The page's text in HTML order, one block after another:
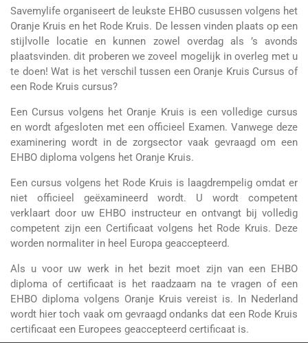
Savemylife organiseert de leukste EHBO cusussen volgens het
Oranje Kruis en het Rode Kruis. De lessen vinden plaats op een
stijlvolle locatie en kunnen zowel overdag als ’s avonds
plaatsvinden. dit proberen we zoveel mogelijk in overleg met u
te doen! Wat is het verschil tussen een Oranje Kruis Cursus of
een Rode Kruis cursus?
Een Cursus volgens het Oranje Kruis is een volledige cursus
en wordt afgesloten met een officieel Examen. Vanwege deze
examinering wordt in de zorgsector vaak gevraagd om een
EHBO diploma volgens het Oranje Kruis.
Een cursus volgens het Rode Kruis is laagdrempelig omdat er
niet officieel geëxamineerd wordt. U wordt competent
verklaart door uw EHBO instructeur en ontvangt bij volledig
competent zijn een Certificaat volgens het Rode Kruis. Deze
worden normaliter in heel Europa geaccepteerd.
Als u voor uw werk in het bezit moet zijn van een EHBO
diploma of certificaat is het raadzaam na te vragen of een
EHBO diploma volgens Oranje Kruis vereist is. In Nederland
wordt hier toch vaak om gevraagd ondanks dat een Rode Kruis
certificaat een Europees geaccepteerd certificaat is.